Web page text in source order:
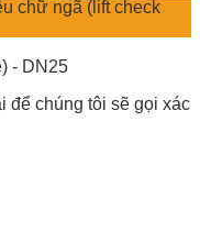
chữ ngã (lift check
- DN25
để chúng tôi sẽ gọi xác